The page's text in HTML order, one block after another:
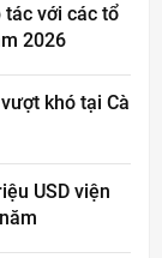
với các tổ
2026
khó tại Cà
USD viện